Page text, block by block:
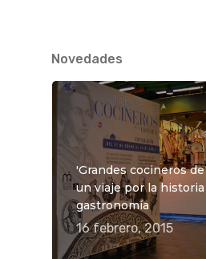
Novedades
'Grandes cocineros
un viaje por la historia
gastronomía
16 febrero, 2015